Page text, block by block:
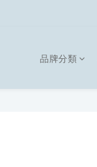
品牌分類